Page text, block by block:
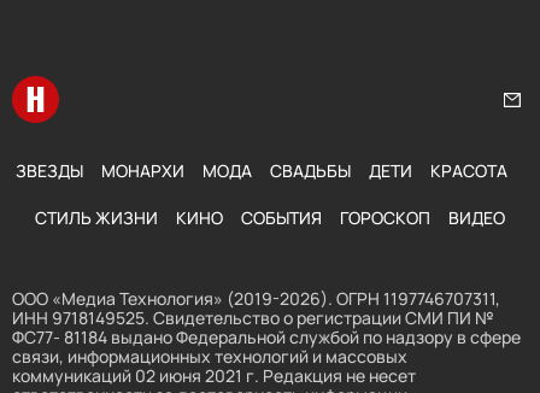
Перейти на главную
ЗВЕЗДЫ МОНАРХИ МОДА СВАДЬБЫ ДЕТИ КРАСОТА
СТИЛЬ ЖИЗНИ КИНО СОБЫТИЯ ГОРОСКОП ВИДЕО
ООО «Медиа Технология» (2019-2026). ОГРН 1197746707311,
ИНН 9718149525. Свидетельство о регистрации СМИ ПИ №
ФС77- 81184 выдано Федеральной службой по надзору в сфере
связи, информационных технологий и массовых
коммуникаций 02 июня 2021 г. Редакция не несет